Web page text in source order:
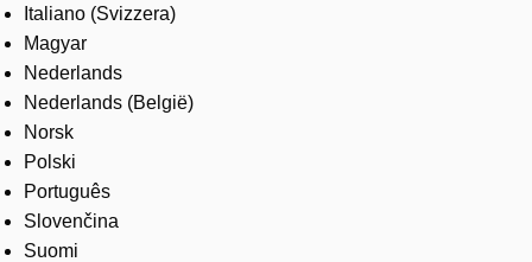
Italiano (Svizzera)
Magyar
Nederlands
Nederlands (België)
Norsk
Polski
Português
Slovenčina
Suomi